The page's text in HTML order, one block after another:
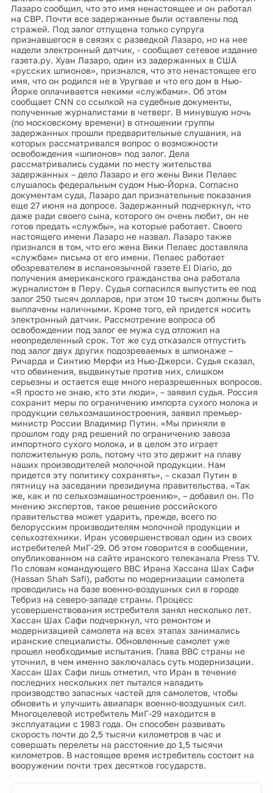
Лазаро сообщил, что это имя ненастоящее и он работал
на СВР. Почти все задержанные были оставлены под
стражей. Под залог отпущена только супруга
признавшегося в связях с разведкой Лазаро, но на нее
надели электронный датчик, - сообщает сетевое издание
газета.ру. Хуан Лазаро, один из задержанных в США
«русских шпионов», признался, что это ненастоящее его
имя, что он родился не в Уругвае и что его дом в Нью-
Йорке оплачивается некими «службами». Об этом
сообщает CNN со ссылкой на судебные документы,
полученные журналистами в четверг. В минувшую ночь
(по московскому времени) в отношении группы
задержанных прошли предварительные слушания, на
которых рассматривался вопрос о возможности
освобождения «шпионов» под залог. Дела
рассматривались судами по месту жительства
задержанных – дело Лазаро и его жены Вики Пелаес
слушалось федеральным судом Нью-Йорка. Согласно
документам суда, Лазаро дал признательные показания
еще 27 июня на допросе. Задержанный подчеркнул, что
даже ради своего сына, которого он очень любит, он не
готов предать «службы», на которые работает. Своего
настоящего имени Лазаро не назвал. Лазаро также
признался в том, что его жена Вики Пелаес доставляла
«службам» письма от его имени. Пелаес работает
обозревателем в испаноязычной газете El Diario, до
получения американского гражданства она работала
журналистом в Перу. Судья согласился выпустить ее под
залог 250 тысяч долларов, при этом 10 тысяч должны быть
выплачены наличными. Кроме того, ей придется носить
электронный датчик. Рассмотрение вопроса об
освобождении под залог ее мужа суд отложил на
неопределенный срок. Тот же суд отказался отпустить
под залог двух других подозреваемых в шпионаже –
Ричарда и Синтию Мерфи из Нью-Джерси. Судья сказал,
что обвинения, выдвинутые против них, слишком
серьезны и остается еще много неразрешенных вопросов.
«Я просто не знаю, кто эти люди», – заявил судья. Россия
сохранит меры по ограничению импорта сухого молока и
продукции сельхозмашиностроения, заявил премьер-
министр России Владимир Путин. «Мы приняли в
прошлом году ряд решений по ограничению завоза
импортного сухого молока, и в целом это играет
положительную роль, потому что это держит на плаву
наших производителей молочной продукции. Нам
придется эту политику сохранять», – сказал Путин в
пятницу на заседании президиума правительства. «Так
же, как и по сельхозмашиностроению», – добавил он. По
мнению экспертов, такое решение российского
правительства может ударить, прежде, всего по
белорусским производителям молочной продукции и
сельхозтехники. Иран усовершенствовал один из своих
истребителей МиГ-29. Об этом говорится в сообщении,
опубликованном на сайте иранского телеканала Press TV.
По словам командующего ВВС Ирана Хассана Шах Сафи
(Hassan Shah Safi), работы по модернизации самолета
проводились на базе военно-воздушных сил в городе
Тебриз на северо-западе страны. Процесс
усовершенствования истребителя занял несколько лет.
Хассан Шах Сафи подчеркнул, что ремонтом и
модернизацией самолета на всех этапах занимались
иранские специалисты. Обновленные самолет уже
прошел необходимые испытания. Глава ВВС страны не
уточнил, в чем именно заключалась суть модернизации.
Хассан Шах Сафи лишь отметил, что Иран в течение
последних нескольких лет пытался наладить
производство запасных частей для самолетов, чтобы
обновить и улучшить авиапарк военно-воздушных сил.
Многоцелевой истребитель МиГ-29 находится в
эксплуатации с 1983 года. Он способен развивать
скорость почти до 2,5 тысячи километров в час и
совершать перелеты на расстояние до 1,5 тысячи
километров. В настоящее время истребитель состоит на
вооружении почти трех десятков государств.